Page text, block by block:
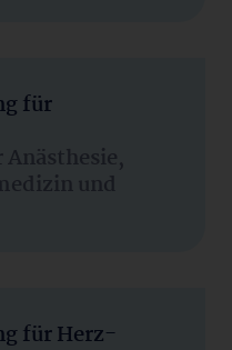
für
und
für Herz-